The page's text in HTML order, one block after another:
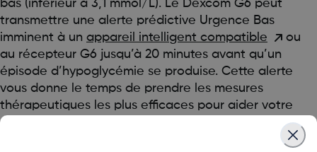
bas (inférieur à 3,1 mmol/L). Le Dexcom G6 peut
transmettre une alerte prédictive Urgence Bas
imminent à un appareil intelligent compatible
ou
au récepteur G6 jusqu’à 20 minutes avant qu’un
épisode d’hypoglycémie se produise. Cette alerte
vous donne le temps de prendre les mesures
thérapeutiques les plus efficaces pour aider votre
enfant à éviter que son taux de glucose baisse trop.